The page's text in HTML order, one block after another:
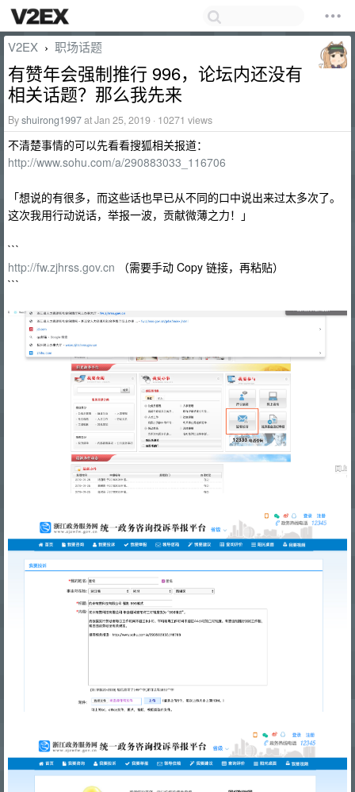
V2EX › 职场话题
有赞年会强制推行 996，论坛内还没有
相关话题？那么我先来
Byshuirong1997at Jan 25, 2019 · 10271 views
不清楚事情的可以先看看搜狐相关报道：
http://www.sohu.com/a/290883033_116706
「想说的有很多，而这些话也早已从不同的口中说出来过太多次了。
这次我用行动说话，举报一波，贡献微薄之力！」
```
http://fw.zjhrss.gov.cn （需要手动 Copy 链接，再粘贴）
```